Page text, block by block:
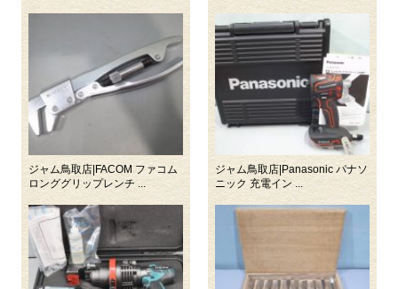
ジャム鳥取店|FACOM ファコム
ロンググリップレンチ ...
ジャム鳥取店|Panasonic パナソ
ニック 充電イン ...